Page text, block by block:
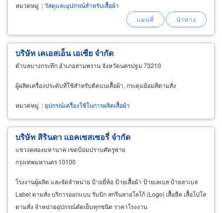
หมวดหมู่ :วัสดุและอุปกรณ์สำหรับเสื้อผ้า
บริษัท เคเอสเอ็น เอเซีย จำกัด
ตำบลบางกระทึก อำเภอสามพราน จังหวัดนครปฐม 73210
ผู้ผลิตเครื่องประดับที่ใช้สำหรับติดบนเสื้อผ้า, กระดุมย้อมสีตามสั่ง
หมวดหมู่ : อุปกรณ์เครื่องใช้ในการผลิตเสื้อผ้า
บริษัท สิรินดา แอคเซสเซอรี่ จำกัด
แขวงคลองมหานาค เขตป้อมปราบศัตรูพ่าย
กรุงเทพมหานคร 10100
โรงงานผู้ผลิต และจัดจำหน่าย ป้ายยี่ห้อ ป้ายเสื้อผ้า ป้ายเลเบล ป้ายลาเบล
Label ตามสั่ง บริการออกแบบ รับปัก สกรีนลายโลโก้ (Logo) เสื้อยืด เสื้อโปโล
ตามสั่ง จำหน่ายอุปกรณ์ตัดเย็บทุกชนิด ราคาโรงงาน